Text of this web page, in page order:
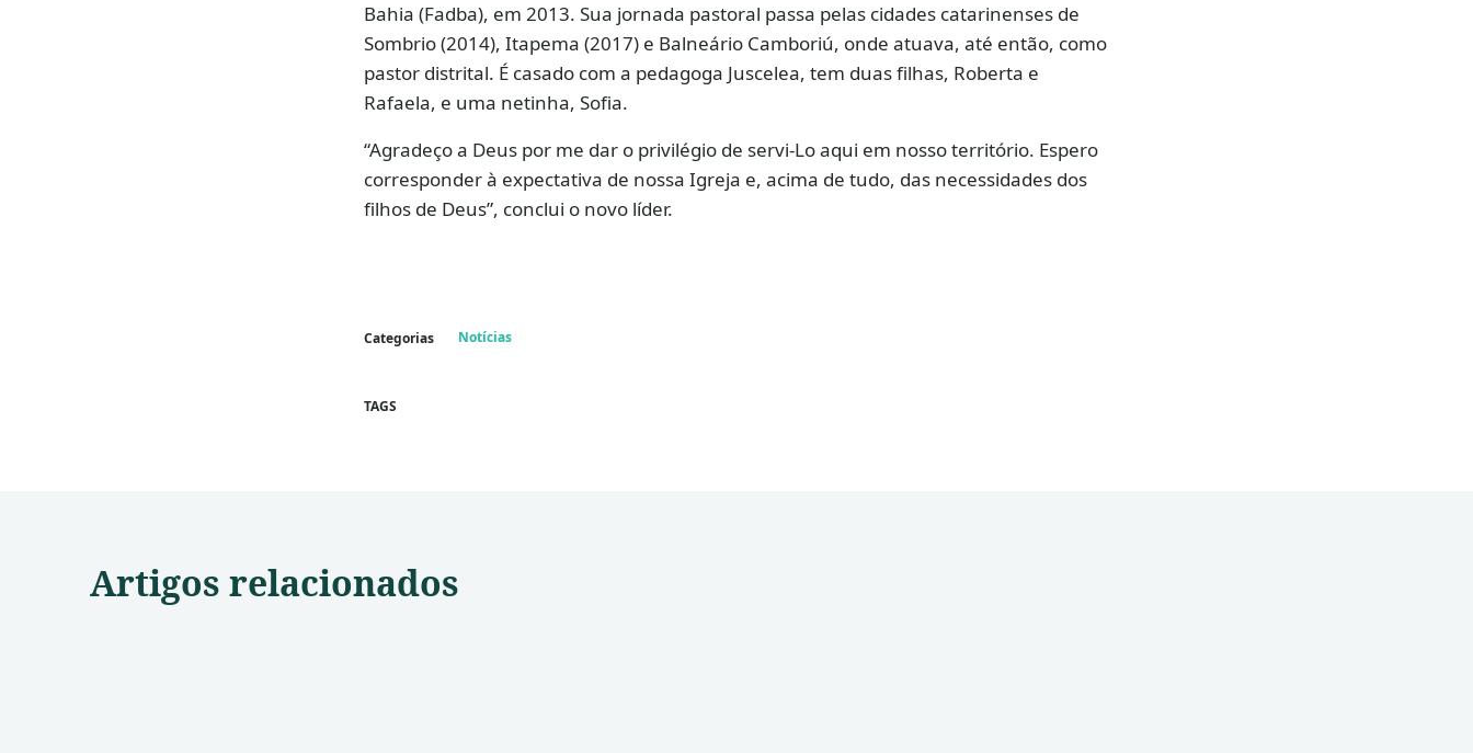
Bahia (Fadba), em 2013. Sua jornada pastoral passa pelas cidades catarinenses de
Sombrio (2014), Itapema (2017) e Balneário Camboriú, onde atuava, até então, como
pastor distrital. É casado com a pedagoga Juscelea, tem duas filhas, Roberta e
Rafaela, e uma netinha, Sofia.
“Agradeço a Deus por me dar o privilégio de servi-Lo aqui em nosso território. Espero
corresponder à expectativa de nossa Igreja e, acima de tudo, das necessidades dos
filhos de Deus”, conclui o novo líder.
Categorias Notícias
TAGS
Artigos relacionados